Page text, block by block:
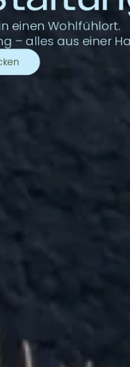
einen Wohlfühlort.
– alles aus einer